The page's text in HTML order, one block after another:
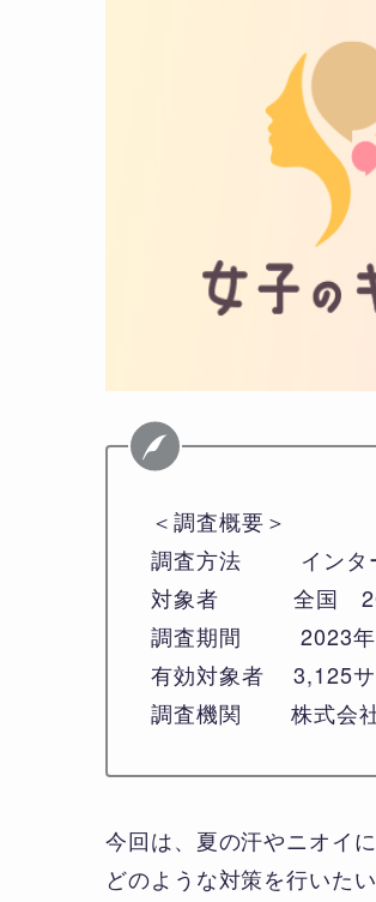
＜調査概要＞
調査方法 インタ
対象者 全国 20
調査期間 2023年6
有効対象者 3,125サ
調査機関 株式会社
今回は、夏の汗やニオイ
どのような対策を行いた